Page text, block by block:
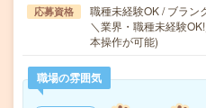
応募資格
職種未経験OK / ブラン
＼業界・職種未経験
本操作が可能)
職場の雰囲気